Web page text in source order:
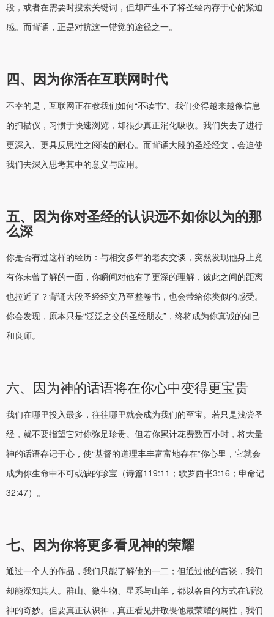
段，或者在需要时搜索关键词，但却产生不了将圣经内存于心的紧迫
感。而背诵，正是对抗这一错觉的途径之一。
四、因为你活在互联网时代
不幸的是，互联网正在教我们如何“不读书”。我们变得越来越像信息
的扫描仪，习惯于快速浏览，却很少真正消化吸收。我们失去了进行
更深入、更具反思性之阅读的耐心。而背诵大段的圣经经文，会迫使
我们去深入思考其中的意义与应用。
五、因为你对圣经的认识远不如你以为的那
么深
你是否有过这样的经历：与相交多年的老友交谈，突然发现他身上竟
有你未曾了解的一面，你瞬间对他有了更深的理解，彼此之间的距离
也拉近了？背诵大段圣经经文乃至整卷书，也会带给你类似的感受。
你会发现，原本只是“泛泛之交的圣经朋友”，终将成为你真诚的知己
和良师。
六、因为神的话语将在你心中变得更宝贵
我们在哪里投入最多，往往哪里就会成为我们的至宝。若只是浅尝圣
经，就不要指望它对你弥足珍贵。但若你累计花费数百小时，将大量
神的话语存记于心，使“基督的道理丰丰富富地存在”你心里，它就会
成为你生命中不可或缺的珍宝（诗篇119:11；歌罗西书3:16；申命记
32:47）。
七、因为你将更多看见神的荣耀
通过一个人的作品，我们只能了解他的一二；但通过他的言谈，我们
却能深知其人。群山、微生物、星系与山羊，都以各自的方式在诉说
神的奇妙。但要真正认识神，真正看见并敬畏他最荣耀的属性，我们